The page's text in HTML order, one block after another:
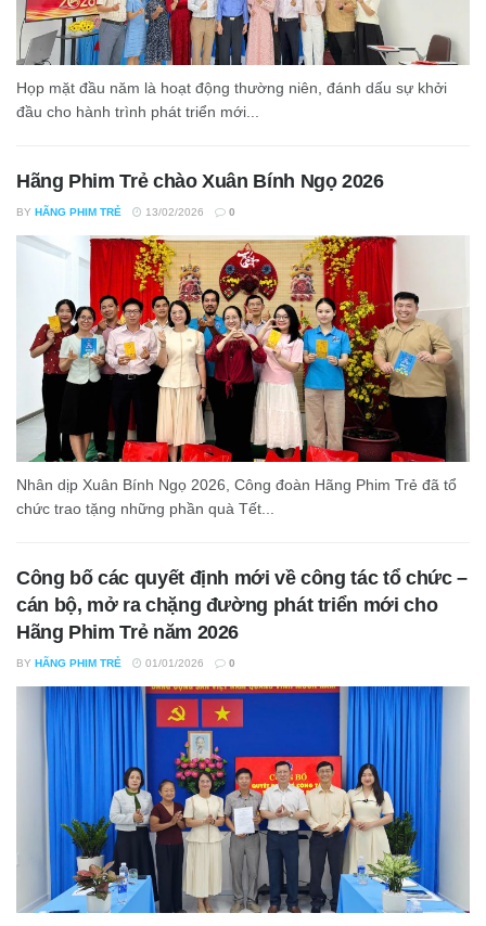
Họp mặt đầu năm là hoạt động thường niên, đánh dấu sự khởi
đầu cho hành trình phát triển mới...
Hãng Phim Trẻ chào Xuân Bính Ngọ 2026
BY HÃNG PHIM TRẺ 13/02/2026 0
Nhân dịp Xuân Bính Ngọ 2026, Công đoàn Hãng Phim Trẻ đã tổ
chức trao tặng những phần quà Tết...
Công bố các quyết định mới về công tác tổ chức –
cán bộ, mở ra chặng đường phát triển mới cho
Hãng Phim Trẻ năm 2026
BY HÃNG PHIM TRẺ 01/01/2026 0